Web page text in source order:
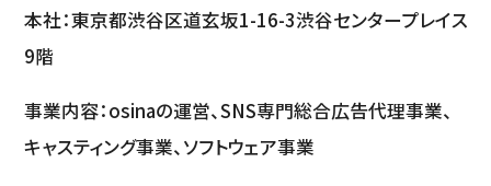
本社：東京都渋谷区道玄坂1-16-3渋谷センタープレイス
9階
事業内容：osinaの運営、SNS専門総合広告代理事業、
キャスティング事業、ソフトウェア事業